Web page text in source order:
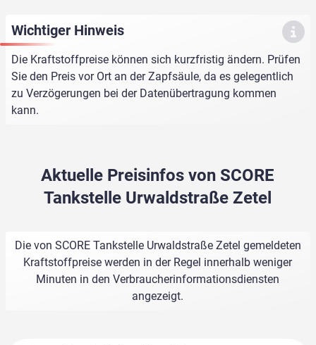
Wichtiger Hinweis
Die Kraftstoffpreise können sich kurzfristig ändern. Prüfen
Sie den Preis vor Ort an der Zapfsäule, da es gelegentlich
zu Verzögerungen bei der Datenübertragung kommen
kann.
Aktuelle Preisinfos von SCORE
Tankstelle Urwaldstraße Zetel
Die von SCORE Tankstelle Urwaldstraße Zetel gemeldeten
Kraftstoffpreise werden in der Regel innerhalb weniger
Minuten in den Verbraucherinformationsdiensten
angezeigt.